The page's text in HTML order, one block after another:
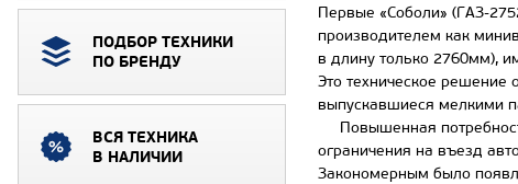
ПОДБОР ТЕХНИКИ
ПО БРЕНДУ
ВСЯ ТЕХНИКА
В НАЛИЧИИ
Первые «Соболи» (ГАЗ-
производителем как
в длину только 2760мм),
Это техническое решение
выпускавшиеся мелкими
Повышенная
ограничения на въезд
Закономерным было